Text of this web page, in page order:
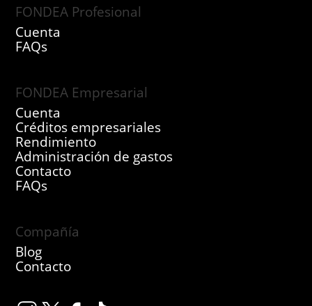
FONDEA Profesional
Cuenta
FAQs
FONDEA Empresarial
Cuenta
Créditos empresariales
Rendimiento
Administración de gastos
Contacto
FAQs
Compañía
Blog
Contacto